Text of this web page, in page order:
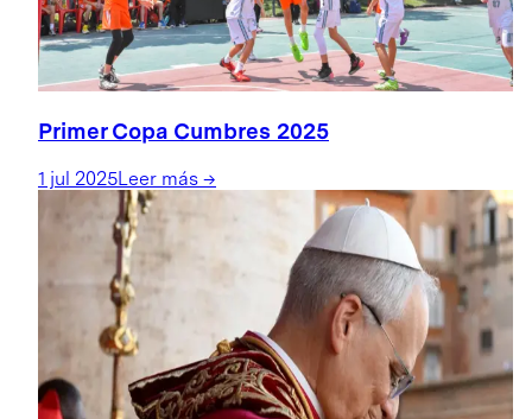
Primer Copa Cumbres 2025
1 jul 2025Leer más →